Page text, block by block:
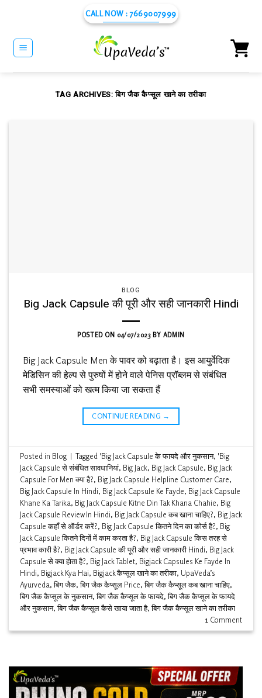
content
CALL NOW : 7669007999
TAG ARCHIVES:बिग जैक कैप्सूल खाने का तरीका
BLOG
Big Jack Capsule की पूरी और सही जानकारी Hindi
POSTED ON 04/07/2023BY ADMIN
Big Jack Capsule Men के पावर को बढ़ाता है। इस आयुर्वेदिक
मेडिसिन की हेल्प से पुरुषों में होने वाले पेनिस प्रॉब्लम से संबंधित
सभी समस्याओं को खत्म किया जा सकता हैं
CONTINUE READING →
Posted in Blog | Tagged 'Big Jack Capsule के फायदे और नुकसान, 'Big
Jack Capsule से संबंधित सावधानियां, Big Jack, Big Jack Capsule, Big Jack
Capsule For Men क्या है?, Big Jack Capsule Helpline Customer Care,
Big Jack Capsule In Hindi, Big Jack Capsule Ke Fayde, Big Jack Capsule
Khane Ka Tarika, Big Jack Capsule Kitne Din Tak Khana Chahie, Big
Jack Capsule Review In Hindi, Big Jack Capsule कब खाना चाहिए?, Big Jack
Capsule कहाँ से ऑर्डर करें?, Big Jack Capsule कितने दिन का कोर्स है?, Big
Jack Capsule कितने दिनों में काम करता है?, Big Jack Capsule किस तरह से
प्रभाव कारी है?, Big Jack Capsule की पूरी और सही जानकारी Hindi, Big Jack
Capsule से क्या होता है?, Big Jack Tablet, Bigjack Capsules Ke Fayde In
Hindi, Bigjack Kya Hai, Bigjack कैप्सूल खाने का तरीका, UpaVeda’s
Ayurveda,बिग जैक,बिग जैक कैप्सूल Price,बिग जैक कैप्सूल कब खाना चाहिए,
बिग जैक कैप्सूल के नुकसान,बिग जैक कैप्सूल के फायदे,बिग जैक कैप्सूल के फायदे
और नुकसान,बिग जैक कैप्सूल कैसे खाया जाता है,बिग जैक कैप्सूल खाने का तरीका
1 Comment